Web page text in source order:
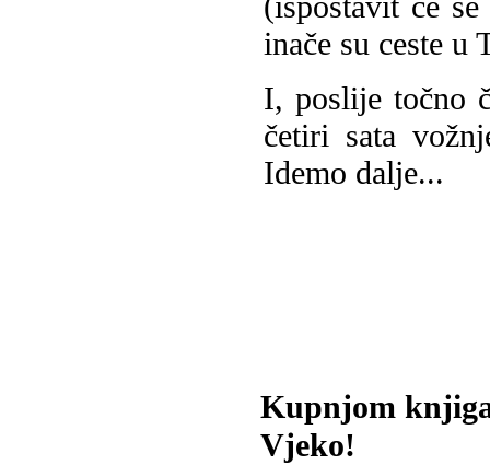
inače su ceste u
I, poslije točno
četiri sata
Idemo dalje...
Kupnjom
Vjeko!